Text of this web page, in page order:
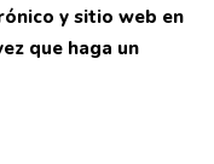
y sitio web en
que haga un